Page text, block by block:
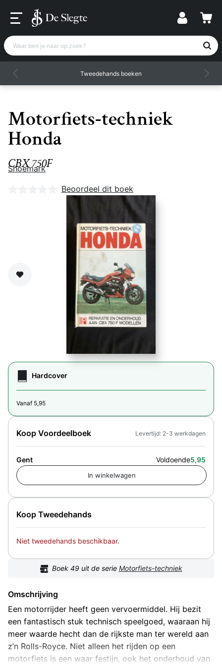
Waar ben je naar op zoek?
Tweedehands boeken
Motorfiets-techniek
Honda
CBX 750F
Shoemark
Nog geen beoordelingen
Beoordeel dit boek
Hardcover
Vanaf 5,95
Koop Tweedehands
Niet tweedehands beschikbaar.
Koop Voordeelboek
Gent Voldoende5,95
Levertijd: 2-3 werkdagen
Boek 49uit de serie Motorfiets-techniek
Omschrijving
Een motorrijder heeft geen vervoermiddel. Hij bezit
een fantastisch stuk technisch speelgoed, waaraan hij
meer waarde hecht dan de rijkste man ter wereld aan
z’n Rolls-Royce. Niet alleen het rijden op een
motorfiets is een waar festijn, ook het onderhoud van